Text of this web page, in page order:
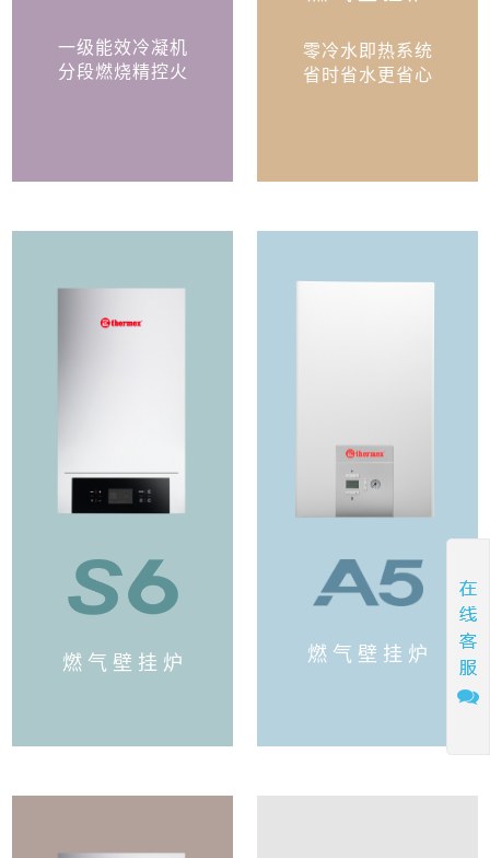
一级能效冷凝机
分段燃烧精控火
零冷水即热系统
省时省水更省心
燃 气 壁 挂 炉 燃 气 壁 挂 炉